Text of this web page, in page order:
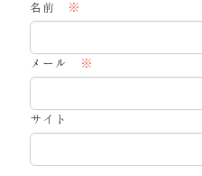
名前 ※
メール ※
サイト